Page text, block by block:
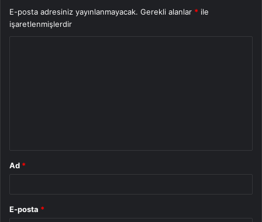
E-posta adresiniz yayınlanmayacak. Gerekli alanlar * ile
işaretlenmişlerdir
Ad *
E-posta *